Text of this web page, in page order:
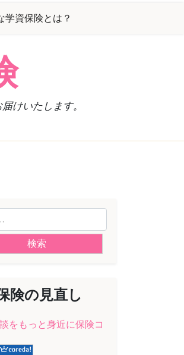
学資保険とは？
けいたします。
険の見直し
をもっと身近に保険コ